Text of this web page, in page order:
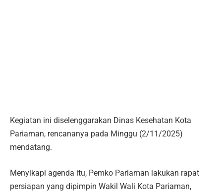
Kegiatan ini diselenggarakan Dinas Kesehatan Kota
Pariaman, rencananya pada Minggu (2/11/2025)
mendatang.
Menyikapi agenda itu, Pemko Pariaman lakukan rapat
persiapan yang dipimpin Wakil Wali Kota Pariaman,